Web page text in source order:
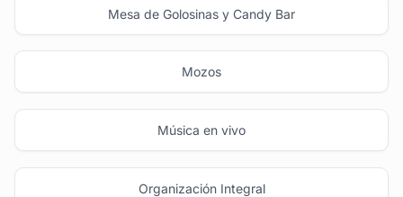
Mesa de Golosinas y Candy Bar
Mozos
Música en vivo
Organización Integral